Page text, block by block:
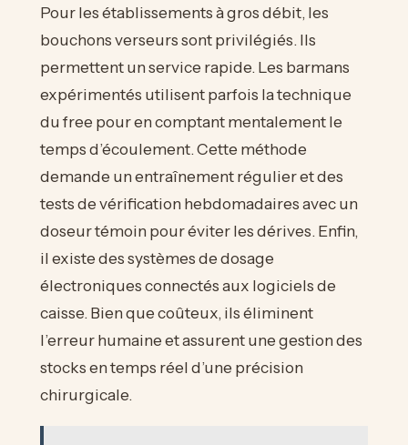
Pour les établissements à gros débit, les
bouchons verseurs sont privilégiés. Ils
permettent un service rapide. Les barmans
expérimentés utilisent parfois la technique
du free pour en comptant mentalement le
temps d’écoulement. Cette méthode
demande un entraînement régulier et des
tests de vérification hebdomadaires avec un
doseur témoin pour éviter les dérives. Enfin,
il existe des systèmes de dosage
électroniques connectés aux logiciels de
caisse. Bien que coûteux, ils éliminent
l’erreur humaine et assurent une gestion des
stocks en temps réel d’une précision
chirurgicale.